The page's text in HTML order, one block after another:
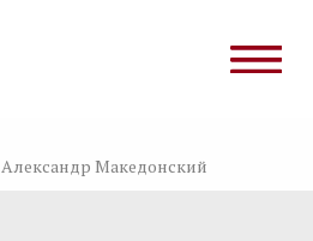
Александр Македонский